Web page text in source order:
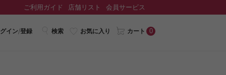
ご利用ガイド 店舗リスト 会員サービス
イン/登録 検索 お気に入り カート 0